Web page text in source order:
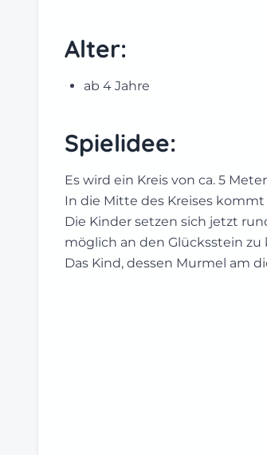
Alter:
ab 4 Jahre
Spielidee:
Es wird ein Kreis von ca. 5
In die Mitte des Kreises
Die Kinder setzen sich jetzt
möglich an den Glücksstein zu
Das Kind, dessen Murmel am